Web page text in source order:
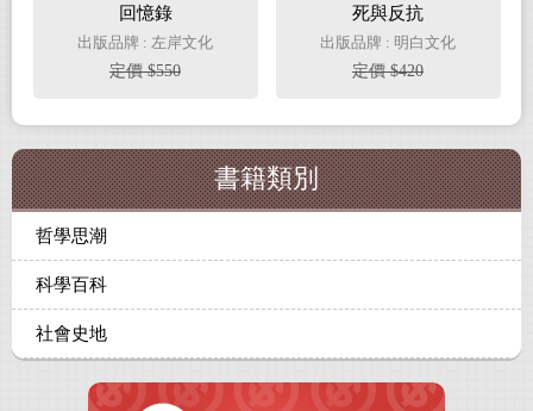
回憶錄
出版品牌 : 左岸文化
定價 $550
死與反抗
出版品牌 : 明白文化
定價 $420
書籍類別
哲學思潮
科學百科
社會史地